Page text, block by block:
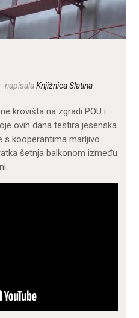
napisalaKnjižnica Slatina
krovišta na zgradi POU i
ovih dana testira jesenska
s kooperantima marljivo
šetnja balkonom između